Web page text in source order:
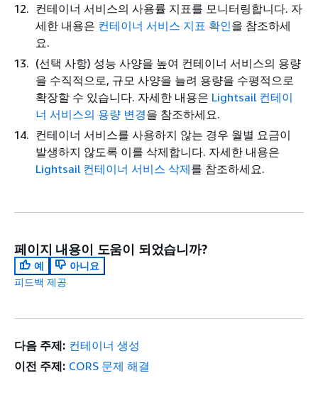
컨테이너 서비스의 사용률 지표를 모니터링합니다. 자
세한 내용은 컨테이너 서비스 지표 확인을 참조하세
요.
(선택 사항) 성능 사양을 높여 컨테이너 서비스의 용량
을 수직적으로, 규모 사양을 늘려 용량을 수평적으로
확장할 수 있습니다. 자세한 내용은 Lightsail 컨테이
너 서비스의 용량 변경을 참조하세요.
컨테이너 서비스를 사용하지 않는 경우 월별 요금이
발생하지 않도록 이를 삭제합니다. 자세한 내용은
Lightsail 컨테이너 서비스 삭제를 참조하세요.
페이지 내용이 도움이 되었습니까?
예
아니요
피드백 제공
다음 주제: 컨테이너 생성
이전 주제: CORS 문제 해결